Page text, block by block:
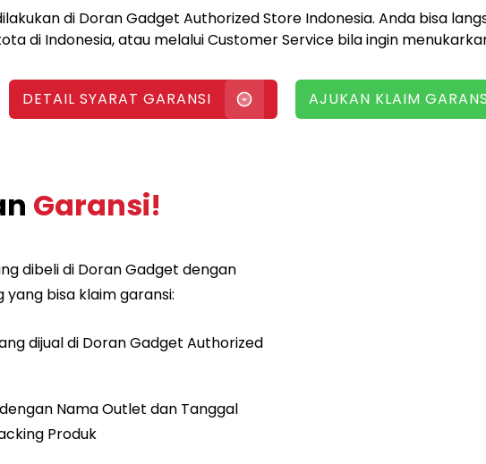
di Doran Gadget Authorized Store Indonesia. Anda bisa
di Indonesia, atau melalui Customer Service bila ingin
DETAIL SYARAT GARANSI AJUKAN KLAIM
Garansi!
dibeli di Doran Gadget dengan
bisa klaim garansi:
dijual di Doran Gadget Authorized
Nama Outlet dan Tanggal
Produk